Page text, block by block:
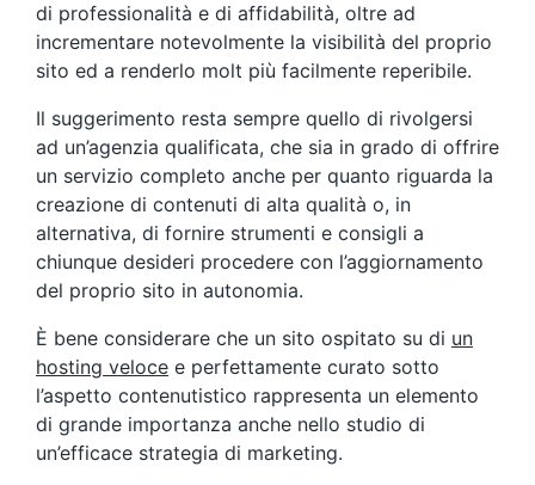
di professionalità e di affidabilità, oltre ad
incrementare notevolmente la visibilità del proprio
sito ed a renderlo molt più facilmente reperibile.
Il suggerimento resta sempre quello di rivolgersi
ad un’agenzia qualificata, che sia in grado di offrire
un servizio completo anche per quanto riguarda la
creazione di contenuti di alta qualità o, in
alternativa, di fornire strumenti e consigli a
chiunque desideri procedere con l’aggiornamento
del proprio sito in autonomia.
È bene considerare che un sito ospitato su di un
hosting veloce e perfettamente curato sotto
l’aspetto contenutistico rappresenta un elemento
di grande importanza anche nello studio di
un’efficace strategia di marketing.